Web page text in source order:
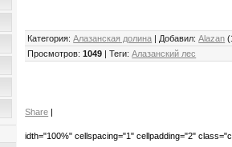
Категория:Алазанская долина | Добавил:Alazan
Просмотров:1049 |Теги:Алазанский лес
Share
idth="100%" cellspacing="1" cellpadding="2"